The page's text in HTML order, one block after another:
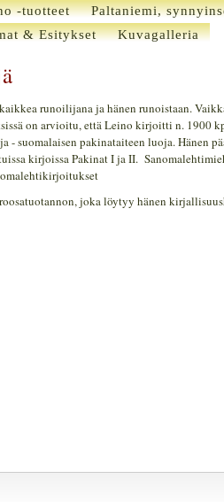
-tuotteet Paltaniemi,
& Esitykset Kuvagalleria
runoilijana ja hänen runoistaan.
on arvioitu, että Leino kirjoitti n. 1900
- suomalaisen pakinataiteen luoja. Hänen
kirjoissa Pakinat I ja II.
joka löytyy hänen